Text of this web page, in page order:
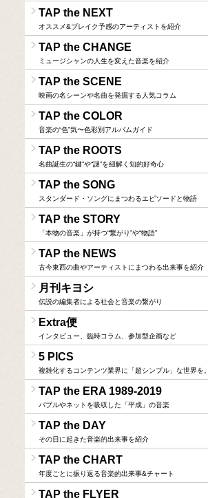
TAP the NEXT
オススメ&ブレイク予感のアーティストを紹介
TAP the CHANGE
ミュージシャンの人生を変えた音楽を紹介
TAP the SCENE
映画の名シーンや名曲を発掘する人気コラム
TAP the COLOR
音楽の“色”気〜色彩別アルバムガイド
TAP the ROOTS
名曲誕生の“鍵”や“謎”を紐解く知的好奇心
TAP the SONG
スタンダード・ソングにまつわるエピソードと物語
TAP the STORY
「本物の音楽」が持つ“繋がり”や“物語”
TAP the NEWS
古今東西の曲やアーティストにまつわる出来事を紹介
月刊キヨシ
伝説の編集者による社会と音楽の繋がり
Extra便
インタビュー、臨時コラム、参加型企画など
5 PICS
複雑化するコンテンツ業界に「超シンプル」な世界を。
TAP the ERA 1989-2019
バブルやネットを吸収した「平成」の音楽
TAP the DAY
その日に起きた音楽的出来事を紹介
TAP the CHART
年度ごとに振り返る音楽的出来事&チャート
TAP the FLYER